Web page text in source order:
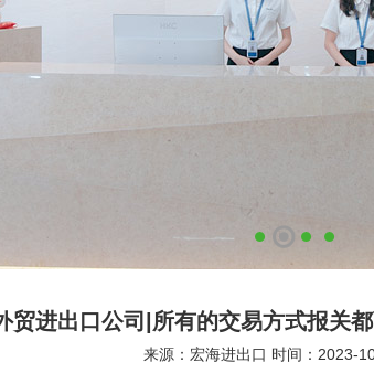
贸进出口公司|所有的交易方式报关
来源：宏海进出口 时间：2023-